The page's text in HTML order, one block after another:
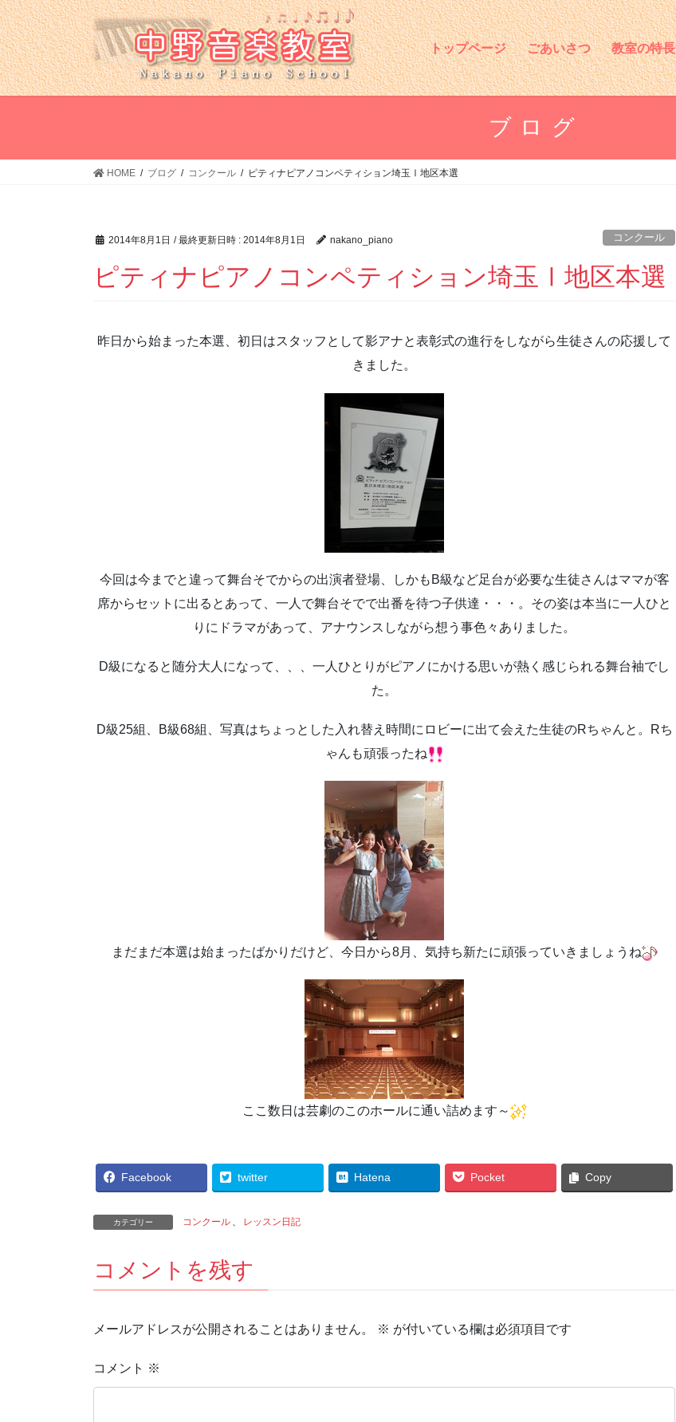
コ
ン
テ
ン
ツ
ッ
ナ
ビ
ゲ
ー
シ
移
トップページ ごあいさつ 教室の特長
ブログ
HOME ブログ コンクール ピティナピアノコンペティション埼玉Ⅰ地区本選
2014年8月1日 / 最終更新日時 : 2014年8月1日 nakano_piano コンクール
ピティナピアノコンペティション埼玉Ⅰ地区本選
昨日から始まった本選、初日はスタッフとして影アナと表彰式の進行をしながら生徒さんの応援して
きました。
今回は今までと違って舞台そでからの出演者登場、しかもB級など足台が必要な生徒さんはママが客
席からセットに出るとあって、一人で舞台そでで出番を待つ子供達・・・。その姿は本当に一人ひと
りにドラマがあって、アナウンスしながら想う事色々ありました。
D級になると随分大人になって、、、一人ひとりがピアノにかける思いが熱く感じられる舞台袖でし
た。
D級25組、B級68組、写真はちょっとした入れ替え時間にロビーに出て会えた生徒のRちゃんと。Rち
ゃんも頑張ったね
まだまだ本選は始まったばかりだけど、今日から8月、気持ち新たに頑張っていきましょうね
ここ数日は芸劇のこのホールに通い詰めます～
Facebook twitter Hatena Pocket Copy
カテゴリー コンクール 、 レッスン日記
コメントを残す
メールアドレスが公開されることはありません。 ※ が付いている欄は必須項目です
コメント ※